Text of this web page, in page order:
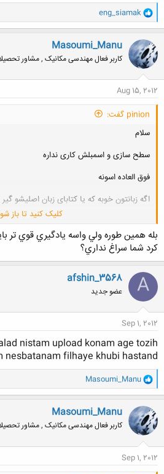
و
ا
ک
ن
ش
ه
ا
eng_siamak
Masoumi_Manu
کاربر فعال مهندسی مکانیک , مشاور
Aug 15, 2012
pinion گفت:
سلام
سطح سازی و اسمبلش کاری نداره
فوق العاده اسونه
اگه زبانتون خوبه که یا کتابای زبان اصلیشو گیر
چنتا کتاب تو بازار هست ولی خیلی خیلی
بطور ناشیانه و ناقص هلپ نرم افزار رو ترجمه
کلیک کنید تا باز
بله همين طوره ولي واسه يادگيري قوي تر
كرد شما سراغ نداري؟
A
afshin_3568
عضو جدید
Sep 1, 2012
nistam upload konam age tozih
nesbatanam filhaye khubi hastand
و
ا
ک
ن
ش
ه
ا
Masoumi_Manu
Masoumi_Manu
کاربر فعال مهندسی مکانیک , مشاور
Sep 1, 2012